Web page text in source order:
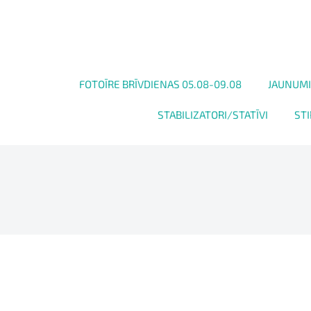
FOTOĪRE BRĪVDIENAS 05.08-09.08 JAUNUMI
STABILIZATORI/STATĪVI